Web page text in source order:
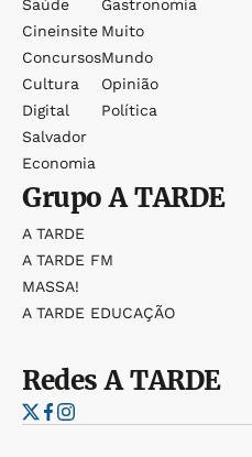
Saúde
Cineinsite
Concursos
Cultura
Digital
Salvador
Economia
Gastronomia
Muito
Mundo
Opinião
Política
GrupoA TARDE
A TARDE
A TARDE FM
MASSA!
A TARDE EDUCAÇÃO
RedesA TARDE